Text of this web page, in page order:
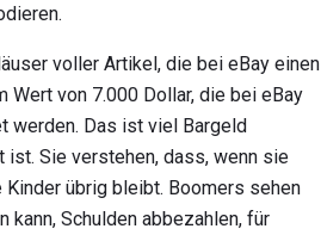
voller Artikel, die bei eBay einen
Wert von 7.000 Dollar, die bei eBay
werden. Das ist viel Bargeld
ist. Sie verstehen, dass, wenn sie
übrig bleibt. Boomers sehen
kann, Schulden abbezahlen, für